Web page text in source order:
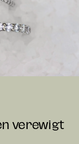
verewigt